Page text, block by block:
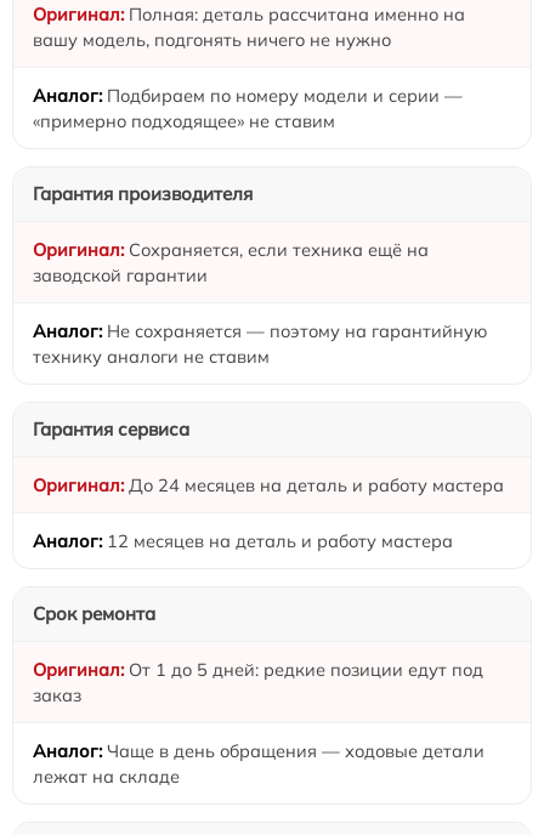
Полная: деталь рассчитана именно на
вашу модель, подгонять ничего не нужно
Подбираем по номеру модели и серии —
«примерно подходящее» не ставим
Гарантия производителя
Сохраняется, если техника ещё на
заводской гарантии
Не сохраняется — поэтому на гарантийную
технику аналоги не ставим
Гарантия сервиса
До 24 месяцев на деталь и работу мастера
12 месяцев на деталь и работу мастера
Срок ремонта
От 1 до 5 дней: редкие позиции едут под
заказ
Чаще в день обращения — ходовые детали
лежат на складе